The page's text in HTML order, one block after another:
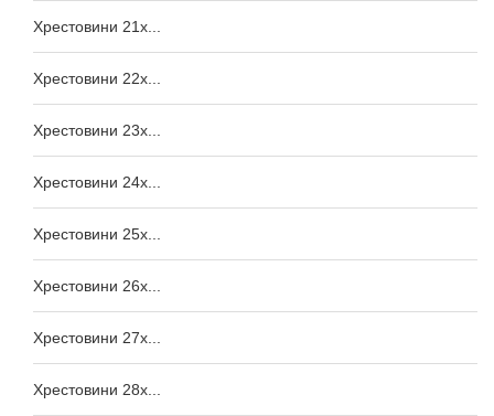
Хрестовини 21x...
Хрестовини 22x...
Хрестовини 23x...
Хрестовини 24x...
Хрестовини 25x...
Хрестовини 26x...
Хрестовини 27x...
Хрестовини 28x...